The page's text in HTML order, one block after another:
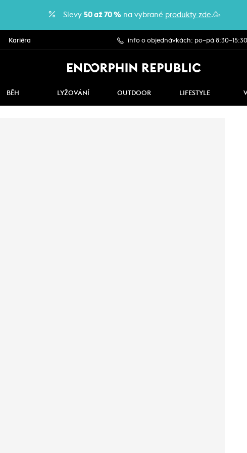
Slevy 50 až 70 % na vybrané produkty zde.🥳
Kariéra info o objednávkách: po–pá 8:30–15:30
BĚH LYŽOVÁNÍ OUTDOOR LIFESTYLE